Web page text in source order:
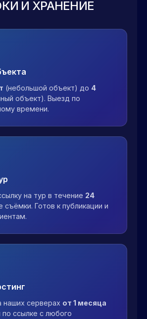
И ХРАНЕНИЕ
(небольшой объект) до 4
объект). Выезд по
времени.
на тур в течение 24
съёмки. Готов к публикации и
наших серверах от 1 месяца
ссылке с любого